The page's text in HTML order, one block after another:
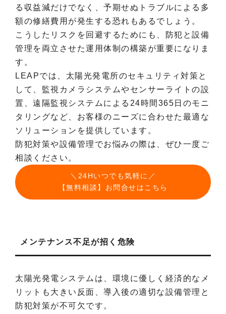
る収益減だけでなく、予期せぬトラブルによる多
額の修繕費用が発生する恐れもあるでしょう。
こうしたリスクを回避するためにも、防犯と設備
管理を両立させた運用体制の構築が重要になりま
す。
LEAPでは、太陽光発電所のセキュリティ対策と
して、監視カメラシステムやセンサーライトの設
置、遠隔監視システムによる24時間365日のモニ
タリングなど、お客様のニーズに合わせた最適な
ソリューションを提供しています。
防犯対策や設備管理でお悩みの際は、ぜひ一度ご
相談ください。
＼24Hいつでも気軽に／
【無料相談】お問合せはこちら
メンテナンス不足が招く危険
太陽光発電システムは、環境に優しく経済的なメ
リットも大きい反面、導入後の適切な設備管理と
防犯対策が不可欠です。